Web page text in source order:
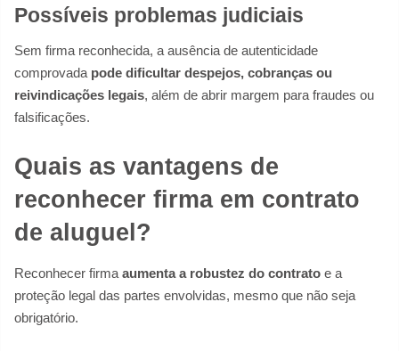
Possíveis problemas judiciais
Sem firma reconhecida, a ausência de autenticidade
comprovada pode dificultar despejos, cobranças ou
reivindicações legais, além de abrir margem para fraudes ou
falsificações.
Quais as vantagens de
reconhecer firma em contrato
de aluguel?
Reconhecer firma aumenta a robustez do contrato e a
proteção legal das partes envolvidas, mesmo que não seja
obrigatório.